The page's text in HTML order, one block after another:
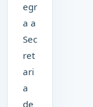
egr
a a
Sec
ret
ari
a
de